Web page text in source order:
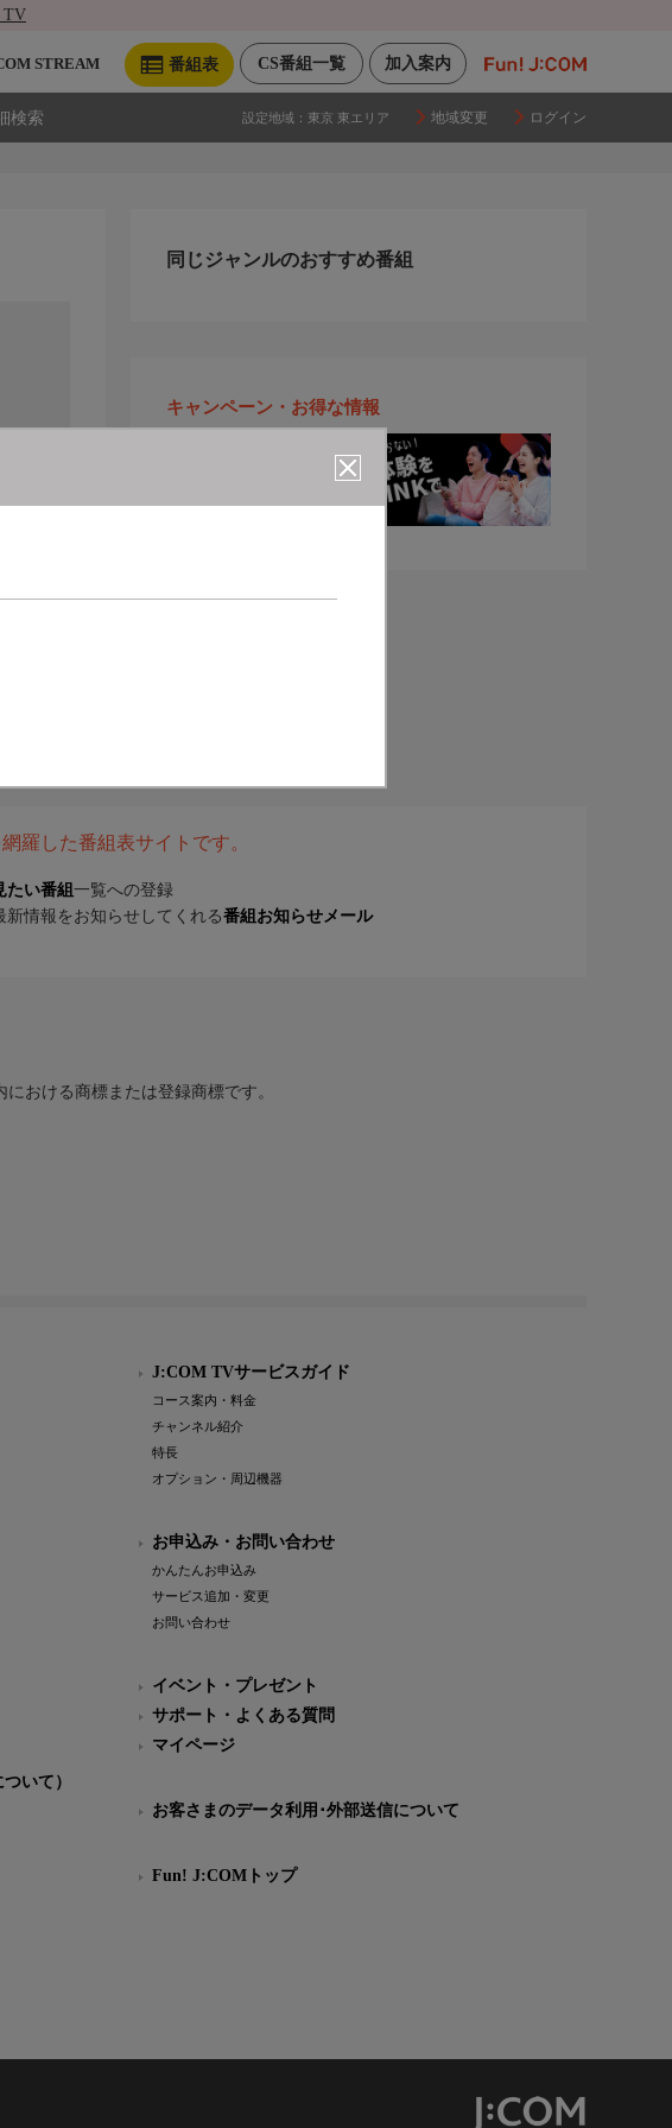
TV
加入案内
CS番組一覧
番組表
STREAM
検索 設定地域： 東京 東エリア 地域変更 ログイン
同じジャンルのおすすめ番組
キャンペーン・お得な情報
羅した番組表サイトです。
たい番組 一覧への登録
新情報をお知らせしてくれる番組お知らせメール
おける商標または登録商標です。
いて）
J:COM TVサービスガイド
コース案内・料金
チャンネル紹介
特長
オプション・周辺機器
お申込み・お問い合わせ
かんたんお申込み
サービス追加・変更
お問い合わせ
イベント・プレゼント
サポート・よくある質問
マイページ
お客さまのデータ利用･外部送信について
Fun! J:COMトップ